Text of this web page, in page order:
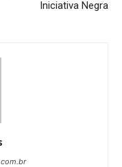
Iniciativa Negra